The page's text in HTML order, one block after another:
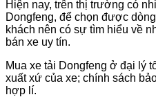
Hiện nay, trên thị trường có
Dongfeng, để chọn được
khách nên có sự tìm hiểu về
bán xe uy tín.
Mua xe tải Dongfeng ở đại lý
xuất xứ của xe; chính sách
hợp lí.